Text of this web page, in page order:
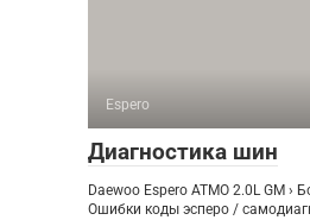
Espero
Диагностика шин
Daewoo Espero ATMO 2.0L GM ›
Ошибки коды эсперо /